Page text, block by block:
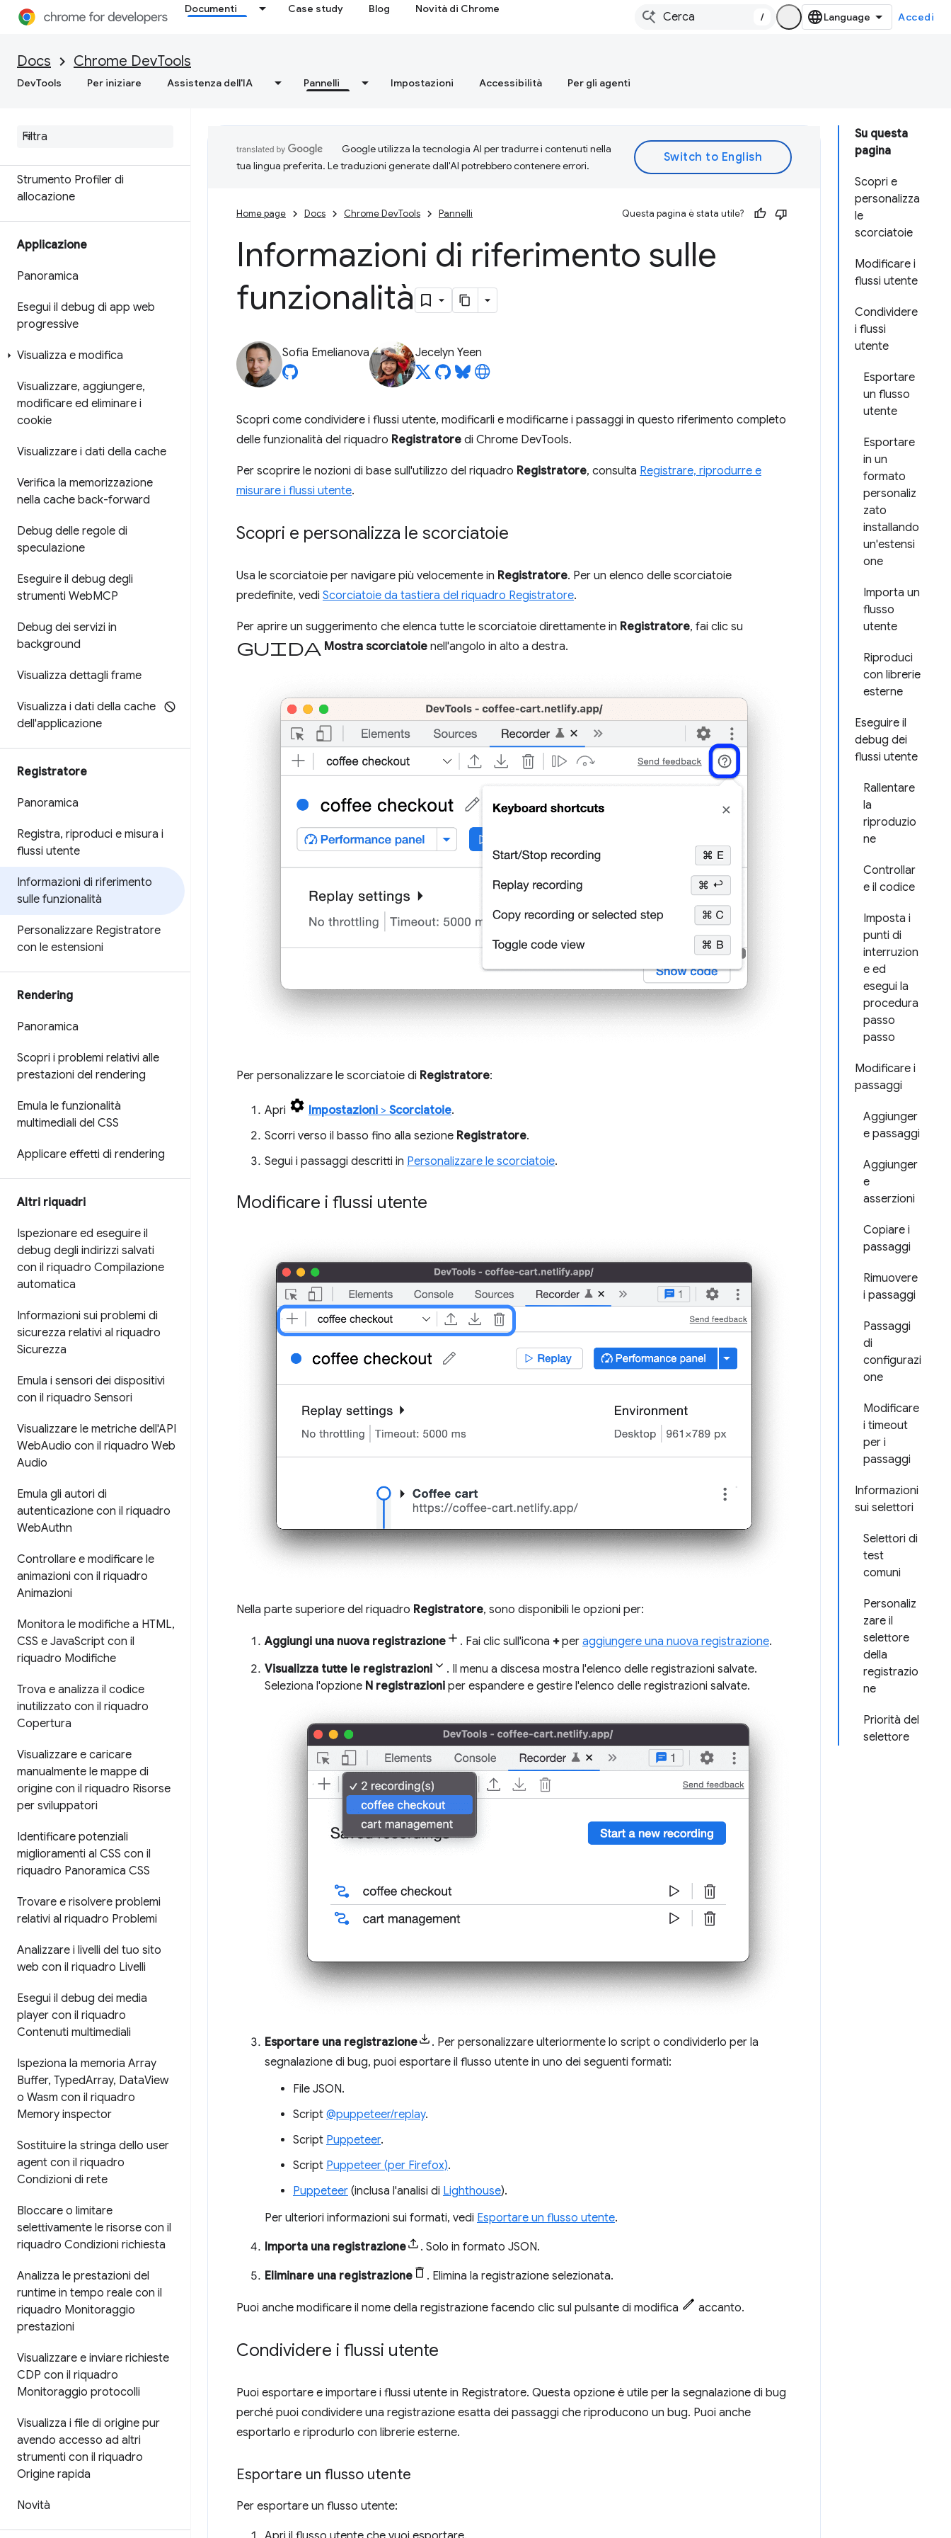
Documenti Case study Blog Novità di Chrome
/ Accedi
Docs Chrome DevTools
DevTools Per iniziare Assistenza dell'IA Pannelli Impostazioni Accessibilità Per gli agenti
Memoria
Panoramica
Terminologia della memoria
Strumento Profiler di
allocazione
Applicazione
Panoramica
Esegui il debug di app web
progressive
Visualizza e modifica
Visualizzare, aggiungere,
modificare ed eliminare i
cookie
Visualizzare i dati della cache
Verifica la memorizzazione
nella cache back-forward
Debug delle regole di
speculazione
Eseguire il debug degli
strumenti WebMCP
Debug dei servizi in
background
Visualizza dettagli frame
Visualizza i dati della cache
dell'applicazione
Registratore
Panoramica
Registra, riproduci e misura i
flussi utente
Informazioni di riferimento
sulle funzionalità
Personalizzare Registratore
con le estensioni
Rendering
Panoramica
Scopri i problemi relativi alle
prestazioni del rendering
Emula le funzionalità
multimediali del CSS
Applicare effetti di rendering
Altri riquadri
Ispezionare ed eseguire il
debug degli indirizzi salvati
con il riquadro Compilazione
automatica
Informazioni sui problemi di
sicurezza relativi al riquadro
Sicurezza
Emula i sensori dei dispositivi
con il riquadro Sensori
Visualizzare le metriche dell'API
WebAudio con il riquadro Web
Audio
Emula gli autori di
autenticazione con il riquadro
WebAuthn
Controllare e modificare le
animazioni con il riquadro
Animazioni
Monitora le modifiche a HTML,
CSS e JavaScript con il
riquadro Modifiche
Trova e analizza il codice
inutilizzato con il riquadro
Copertura
Visualizzare e caricare
manualmente le mappe di
origine con il riquadro Risorse
per sviluppatori
Identificare potenziali
miglioramenti al CSS con il
riquadro Panoramica CSS
Trovare e risolvere problemi
relativi al riquadro Problemi
Analizzare i livelli del tuo sito
web con il riquadro Livelli
Esegui il debug dei media
player con il riquadro
Contenuti multimediali
Ispeziona la memoria Array
Buffer, TypedArray, DataView
o Wasm con il riquadro
Memory inspector
Sostituire la stringa dello user
agent con il riquadro
Condizioni di rete
Bloccare o limitare
selettivamente le risorse con il
riquadro Condizioni richiesta
Analizza le prestazioni del
runtime in tempo reale con il
riquadro Monitoraggio
prestazioni
Visualizzare e inviare richieste
CDP con il riquadro
Monitoraggio protocolli
Visualizza i file di origine pur
avendo accesso ad altri
strumenti con il riquadro
Origine rapida
Novità
Su questa
pagina
Scopri e
personalizza
le
scorciatoie
Modificare i
flussi utente
Condividere
i flussi
utente
Esportare
un flusso
utente
Esportare
in un
formato
personaliz
zato
installando
un'estensi
one
Importa un
flusso
utente
Riproduci
con librerie
esterne
Eseguire il
debug dei
flussi utente
Rallentare
la
riproduzio
ne
Controllar
e il codice
Imposta i
punti di
interruzion
e ed
esegui la
procedura
passo
passo
Modificare i
passaggi
Aggiunger
e passaggi
Aggiunger
e
asserzioni
Copiare i
passaggi
Rimuovere
i passaggi
Passaggi
di
configurazi
one
Modificare
i timeout
per i
passaggi
Informazioni
sui selettori
Selettori di
test
comuni
Personaliz
zare il
selettore
della
registrazio
ne
Priorità del
selettore
Google utilizza la tecnologia AI per tradurre i contenuti nella
tua lingua preferita. Le traduzioni generate dall'AI potrebbero contenere errori.
Home page Docs Chrome DevTools Pannelli Questa pagina è stata utile?
Informazioni di riferimento sulle
funzionalità
Sofia Emelianova Jecelyn Yeen
Scopri come condividere i flussi utente, modificarli e modificarne i passaggi in questo riferimento completo
delle funzionalità del riquadro Registratore di Chrome DevTools.
Per scoprire le nozioni di base sull'utilizzo del riquadro Registratore, consulta Registrare, riprodurre e
misurare i flussi utente.
Scopri e personalizza le scorciatoie
Usa le scorciatoie per navigare più velocemente in Registratore. Per un elenco delle scorciatoie
predefinite, vedi Scorciatoie da tastiera del riquadro Registratore.
Per aprire un suggerimento che elenca tutte le scorciatoie direttamente in Registratore, fai clic su
Guida Mostra scorciatoie nell'angolo in alto a destra.
Per personalizzare le scorciatoie di Registratore:
Apri Impostazioni > Scorciatoie.
Scorri verso il basso fino alla sezione Registratore.
Segui i passaggi descritti in Personalizzare le scorciatoie.
Modificare i flussi utente
Nella parte superiore del riquadro Registratore, sono disponibili le opzioni per:
Aggiungi una nuova registrazione . Fai clic sull'icona +per aggiungere una nuova registrazione.
Visualizza tutte le registrazioni
. Il menu a discesa mostra l'elenco delle registrazioni salvate.
Seleziona l'opzione N registrazioni per espandere e gestire l'elenco delle registrazioni salvate.
Esportare una registrazione
. Per personalizzare ulteriormente lo script o condividerlo per la
segnalazione di bug, puoi esportare il flusso utente in uno dei seguenti formati:
File JSON.
Script @puppeteer/replay.
Script Puppeteer.
Script Puppeteer (per Firefox).
Puppeteer (inclusa l'analisi di Lighthouse).
Per ulteriori informazioni sui formati, vedi Esportare un flusso utente.
Importa una registrazione . Solo in formato JSON.
Eliminare una registrazione . Elimina la registrazione selezionata.
Puoi anche modificare il nome della registrazione facendo clic sul pulsante di modifica accanto.
Condividere i flussi utente
Puoi esportare e importare i flussi utente in Registratore. Questa opzione è utile per la segnalazione di bug
perché puoi condividere una registrazione esatta dei passaggi che riproducono un bug. Puoi anche
esportarlo e riprodurlo con librerie esterne.
Esportare un flusso utente
Per esportare un flusso utente: